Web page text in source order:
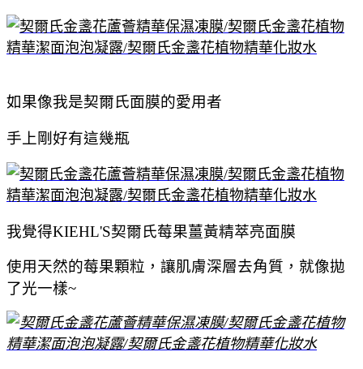
如果像我是契爾氏面膜的愛用者
手上剛好有這幾瓶
我覺得KIEHL'S契爾氏莓果薑黃精萃亮面膜
使用天然的莓果顆粒，讓肌膚深層去角質，就像拋
了光一樣~